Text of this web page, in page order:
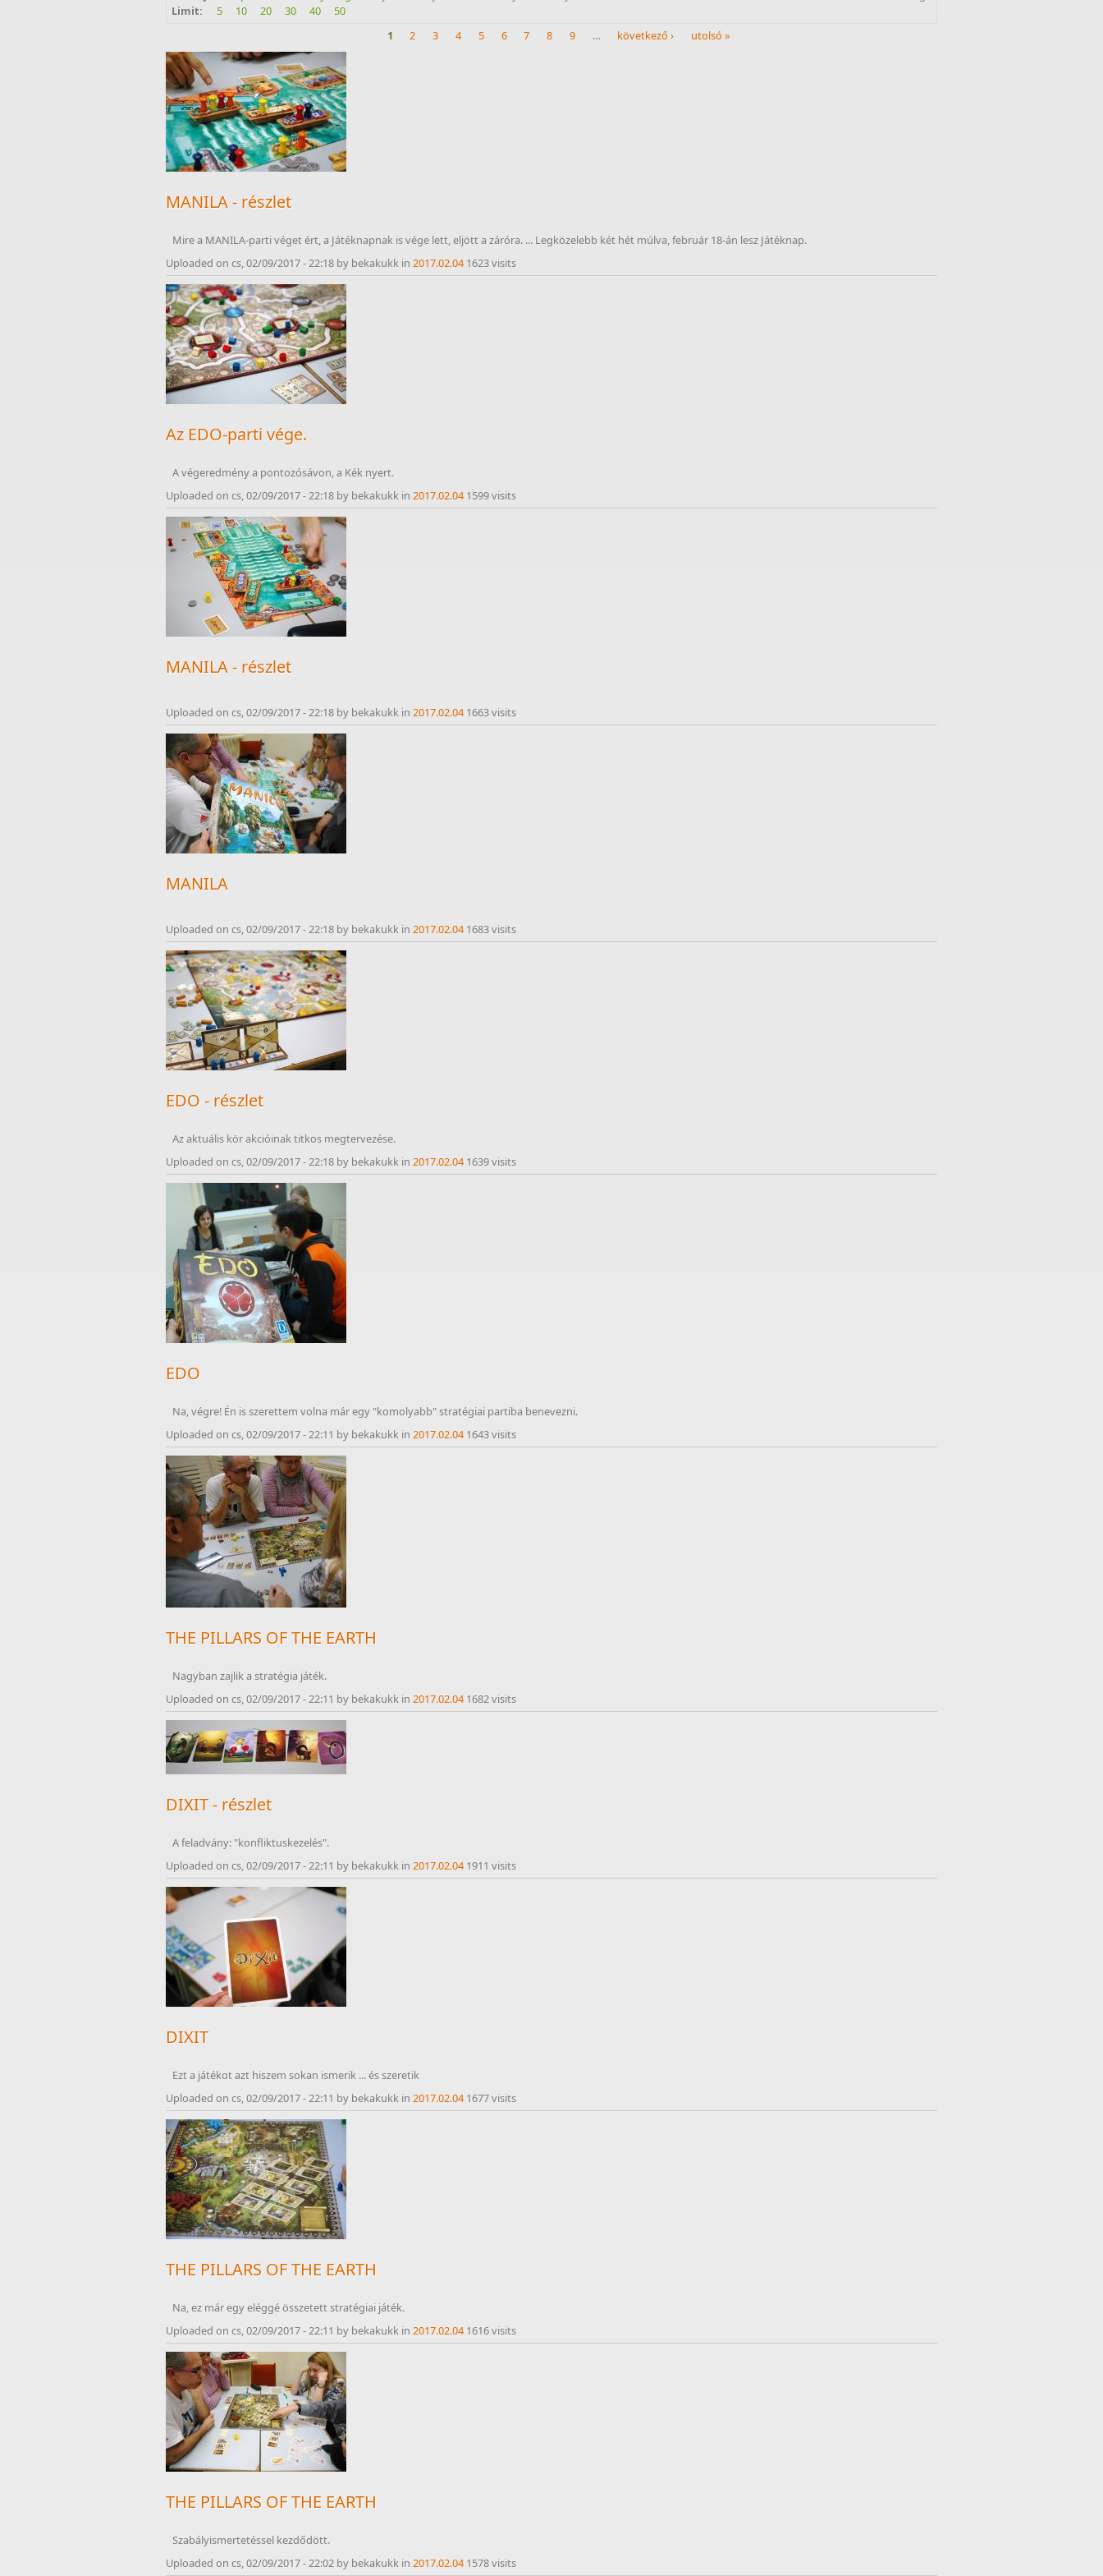
Limit:
5 10 20 30 40 50
Oldalak
1 2 3 4 5 6 7 8 9 … következő › utolsó »
MANILA - részlet
Mire a MANILA-parti véget ért, a Játéknapnak is vége lett, eljött a záróra. ... Legközelebb két hét múlva, február 18-án lesz Játéknap.
Uploaded on cs, 02/09/2017 - 22:18 by bekakukk in 2017.02.04 1623 visits
Az EDO-parti vége.
A végeredmény a pontozósávon, a Kék nyert.
Uploaded on cs, 02/09/2017 - 22:18 by bekakukk in 2017.02.04 1599 visits
MANILA - részlet
Uploaded on cs, 02/09/2017 - 22:18 by bekakukk in 2017.02.04 1663 visits
MANILA
Uploaded on cs, 02/09/2017 - 22:18 by bekakukk in 2017.02.04 1683 visits
EDO - részlet
Az aktuális kör akcióinak titkos megtervezése.
Uploaded on cs, 02/09/2017 - 22:18 by bekakukk in 2017.02.04 1639 visits
EDO
Na, végre! Én is szerettem volna már egy "komolyabb" stratégiai partiba benevezni.
Uploaded on cs, 02/09/2017 - 22:11 by bekakukk in 2017.02.04 1643 visits
THE PILLARS OF THE EARTH
Nagyban zajlik a stratégia játék.
Uploaded on cs, 02/09/2017 - 22:11 by bekakukk in 2017.02.04 1682 visits
DIXIT - részlet
A feladvány: "konfliktuskezelés".
Uploaded on cs, 02/09/2017 - 22:11 by bekakukk in 2017.02.04 1911 visits
DIXIT
Ezt a játékot azt hiszem sokan ismerik ... és szeretik
Uploaded on cs, 02/09/2017 - 22:11 by bekakukk in 2017.02.04 1677 visits
THE PILLARS OF THE EARTH
Na, ez már egy eléggé összetett stratégiai játék.
Uploaded on cs, 02/09/2017 - 22:11 by bekakukk in 2017.02.04 1616 visits
THE PILLARS OF THE EARTH
Szabályismertetéssel kezdődött.
Uploaded on cs, 02/09/2017 - 22:02 by bekakukk in 2017.02.04 1578 visits